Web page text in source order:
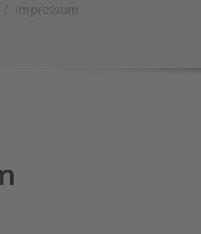
Impressum